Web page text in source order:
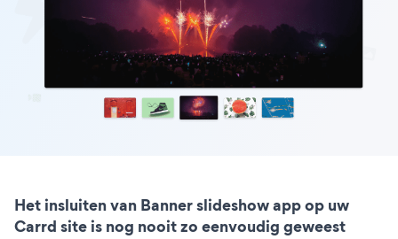
Het insluiten van Banner slideshow app op uw
Carrd site is nog nooit zo eenvoudig geweest